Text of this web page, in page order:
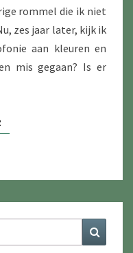
rommel die ik niet
zes jaar later, kijk ik
aan kleuren en
mis gegaan? Is er
LEES MEER